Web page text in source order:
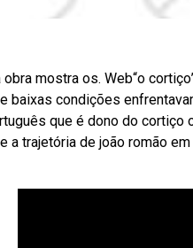
obra mostra os. Web“o
baixas condições
que é dono do cortiço
a trajetória de joão romão